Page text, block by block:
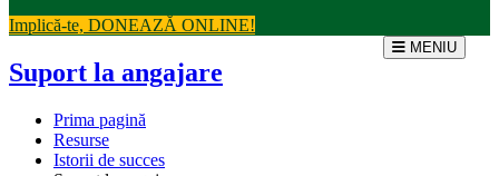
Implică-te, DONEAZĂ ONLINE!
MENIU
Suport la angajare
Prima pagină
Resurse
Istorii de succes